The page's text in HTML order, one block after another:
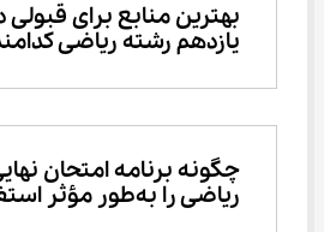
بهترین منابع برای قبولی
یازدهم رشته ریاضی
چگونه برنامه امتحان
ریاضی را به‌طور مؤثر استفاده کنیم؟